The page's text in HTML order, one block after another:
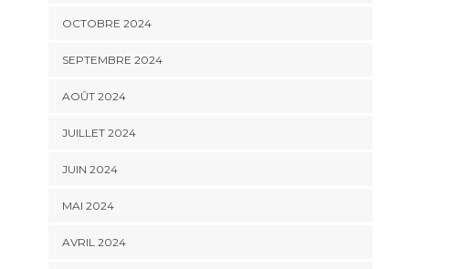
OCTOBRE 2024
SEPTEMBRE 2024
AOÛT 2024
JUILLET 2024
JUIN 2024
MAI 2024
AVRIL 2024